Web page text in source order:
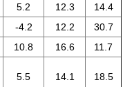
5.2 12.3
14.4
-4.2 12.2
30.7
10.8 16.6
11.7
5.5 14.1 18.5